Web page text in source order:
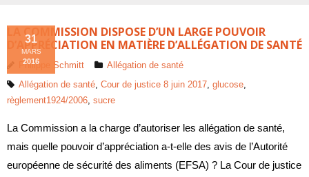
Le fondateur
Publications
Actualité
LA COMMISSION DISPOSE D’UN LARGE POUVOIR
D’APPRÉCIATION EN MATIÈRE D’ALLÉGATION DE SANTÉ
31
MARS
2016
Philippe Schmitt
Allégation de santé
Allégation de santé, Cour de justice 8 juin 2017, glucose,
règlement1924/2006, sucre
La Commission a la charge d’autoriser les allégation de santé,
mais quelle pouvoir d’appréciation a-t-elle des avis de l’Autorité
européenne de sécurité des aliments (EFSA) ? La Cour de justice